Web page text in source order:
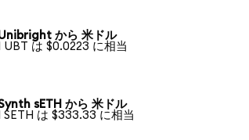
から 米ドル
UBT は $0.0223 に相当
sETH から 米ドル
SETH は $333.33 に相当